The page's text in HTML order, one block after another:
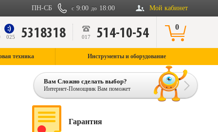
Мой кабинет
с 9:00 до 18:00
ПН-СБ
025 5318318 017 514-10-54 0
техника Инструменты и оборудование
Вам Сложно сделать выбор?
Интернет-Помощник Вам поможет
Гарантия